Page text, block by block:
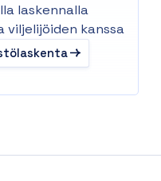
laskennalla
kanssa